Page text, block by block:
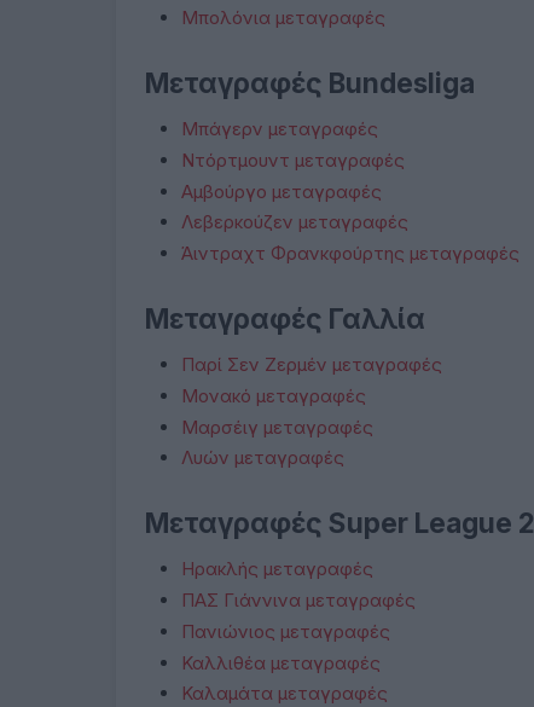
Μπολόνια μεταγραφές
Μεταγραφές Bundesliga
Μπάγερν μεταγραφές
Ντόρτμουντ μεταγραφές
Αμβούργο μεταγραφές
Λεβερκούζεν μεταγραφές
Άιντραχτ Φρανκφούρτης μεταγραφές
Μεταγραφές Γαλλία
Παρί Σεν Ζερμέν μεταγραφές
Μονακό μεταγραφές
Μαρσέιγ μεταγραφές
Λυών μεταγραφές
Μεταγραφές Super League 2
Ηρακλής μεταγραφές
ΠΑΣ Γιάννινα μεταγραφές
Πανιώνιος μεταγραφές
Καλλιθέα μεταγραφές
Καλαμάτα μεταγραφές